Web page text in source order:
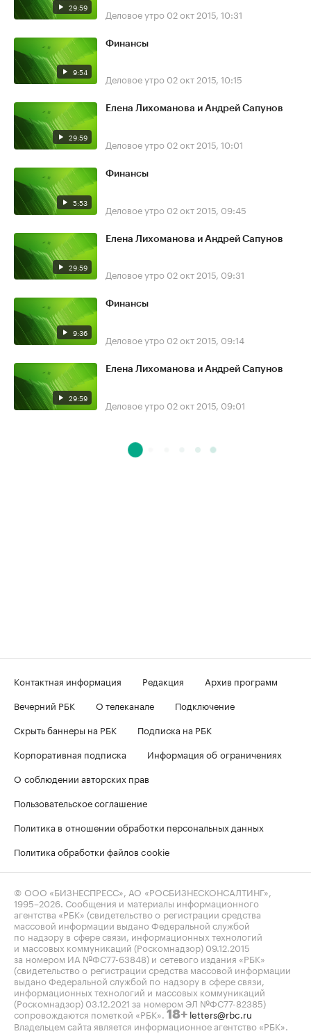
29:59 Деловое утро 02 окт 2015, 10:31
9:54
Финансы
Деловое утро 02 окт 2015, 10:15
29:59
Елена Лихоманова и Андрей Сапунов
Деловое утро 02 окт 2015, 10:01
5:53
Финансы
Деловое утро 02 окт 2015, 09:45
29:59
Елена Лихоманова и Андрей Сапунов
Деловое утро 02 окт 2015, 09:31
9:36
Финансы
Деловое утро 02 окт 2015, 09:14
29:59
Елена Лихоманова и Андрей Сапунов
Деловое утро 02 окт 2015, 09:01
Контактная информация Редакция
Архив программ
Вечерний РБК
О телеканале
Подключение
Скрыть баннеры на РБК
Подписка на РБК
Корпоративная подписка
Информация об ограничениях
О соблюдении авторских прав
Пользовательское соглашение
Политика в отношении обработки персональных данных
Политика обработки файлов cookie
© ООО «БИЗНЕСПРЕСС», АО «РОСБИЗНЕСКОНСАЛТИНГ»,
1995–2026 . Сообщения и материалы информационного
агентства «РБК» (свидетельство о регистрации средства
массовой информации выдано Федеральной службой
по надзору в сфере связи, информационных технологий
и массовых коммуникаций (Роскомнадзор) 09.12.2015
за номером ИА №ФС77-63848) и сетевого издания «РБК»
(свидетельство о регистрации средства массовой информации
выдано Федеральной службой по надзору в сфере связи,
информационных технологий и массовых коммуникаций
(Роскомнадзор) 03.12.2021 за номером ЭЛ №ФС77-82385)
сопровождаются пометкой «РБК». 18+ letters@rbc.ru
Владельцем сайта является информационное агентство «РБК».